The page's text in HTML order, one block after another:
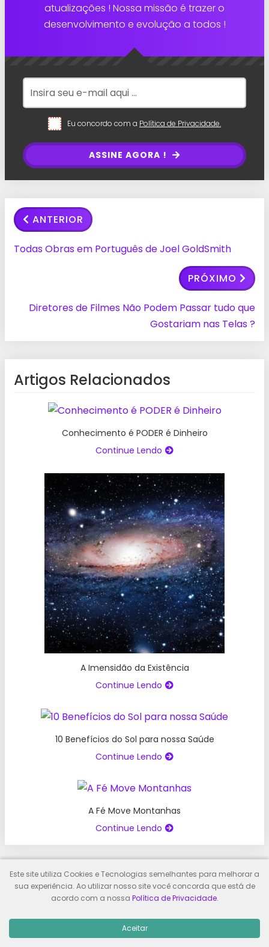
atualizações ! Nossa missão é trazer o
desenvolvimento e evolução a todos !
Eu concordo com a Política de Privacidade.
ASSINE AGORA !
ANTERIOR
Todas Obras em Português de Joel GoldSmith
PRÓXIMO
Diretores de Filmes Não Podem Passar tudo que
Gostariam nas Telas ?
Artigos Relacionados
Conhecimento é PODER é Dinheiro
Continue Lendo
A Imensidão da Existência
Continue Lendo
10 Benefícios do Sol para nossa Saúde
Continue Lendo
A Fé Move Montanhas
Continue Lendo
Sobre o Autor
Este site utiliza Cookies e Tecnologias semelhantes para melhorar a
sua experiência. Ao utilizar nosso site você concorda que está de
acordo com a nossa Política de Privacidade.
Aceitar